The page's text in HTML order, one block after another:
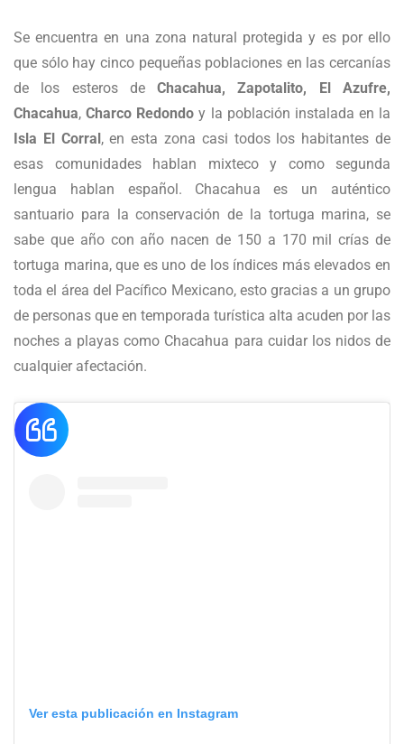
Se encuentra en una zona natural protegida y es por ello
que sólo hay cinco pequeñas poblaciones en las cercanías
de los esteros deChacahua, Zapotalito, El Azufre,
Chacahua,Charco Redondo y la población instalada en la
Isla El Corral , en esta zona casi todos los habitantes de
esas comunidades hablan mixteco y como segunda
lengua hablan español. Chacahua es un auténtico
santuario para la conservación de la tortuga marina, se
sabe que año con año nacen de 150 a 170 mil crías de
tortuga marina, que es uno de los índices más elevados en
toda el área del Pacífico Mexicano, esto gracias a un grupo
de personas que en temporada turística alta acuden por las
noches a playas como Chacahua para cuidar los nidos de
cualquier afectación.
Ver esta publicación en Instagram